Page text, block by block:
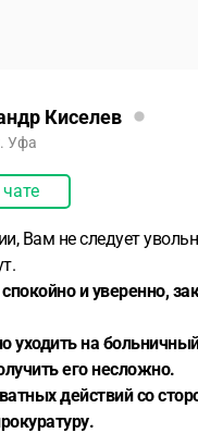
Киселев
Уфа
Вам не следует
и уверенно,
уходить на
его несложно.
действий со